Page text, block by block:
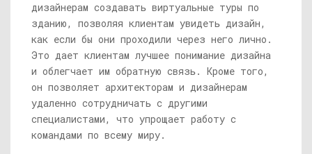
дизайнерам создавать виртуальные туры по
зданию, позволяя клиентам увидеть дизайн,
как если бы они проходили через него лично.
Это дает клиентам лучшее понимание дизайна
и облегчает им обратную связь. Кроме того,
он позволяет архитекторам и дизайнерам
удаленно сотрудничать с другими
специалистами, что упрощает работу с
командами по всему миру.